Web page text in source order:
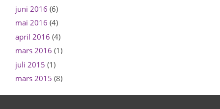
juni 2016 (6)
mai 2016 (4)
april 2016 (4)
mars 2016 (1)
juli 2015 (1)
mars 2015 (8)